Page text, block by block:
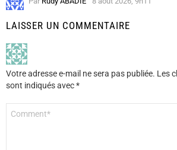
LAISSER UN COMMENTAIRE
Votre adresse e-mail ne sera pas publiée. Les
sont indiqués avec*